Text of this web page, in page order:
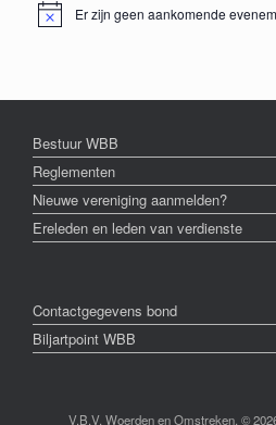
BerichtEr zijn geen aankomende
Bestuur WBB
Reglementen
Nieuwe vereniging aanmelden?
Ereleden en leden van verdienste
Contactgegevens bond
Biljartpoint WBB
V.B.V. Woerden en Omstreken, ©